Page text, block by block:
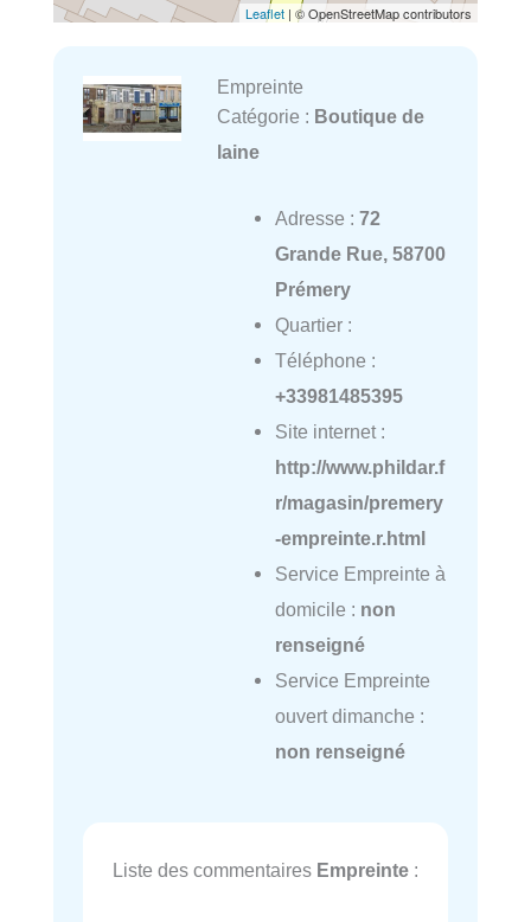
Leaflet | © OpenStreetMap contributors
Empreinte
Catégorie : Boutique de
laine
Adresse : 72
Grande Rue, 58700
Prémery
Quartier :
Téléphone :
+33981485395
Site internet :
http://www.phildar.f
r/magasin/premery
-empreinte.r.html
Service Empreinte à
domicile : non
renseigné
Service Empreinte
ouvert dimanche :
non renseigné
Liste des commentaires Empreinte :